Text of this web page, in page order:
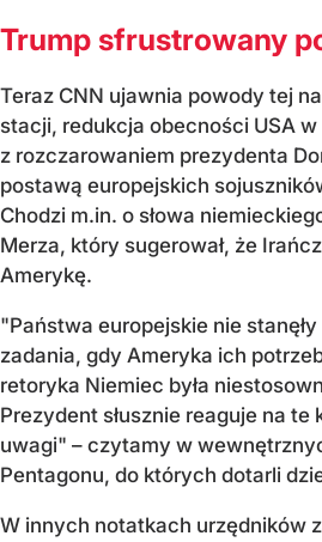
Trump sfrustrowany
Teraz CNN ujawnia powody tej
stacji, redukcja obecności USA
z rozczarowaniem prezydenta
postawą europejskich
Chodzi m.in. o słowa
Merza, który sugerował, że
Amerykę.
"Państwa europejskie nie
zadania, gdy Ameryka ich
retoryka Niemiec była
Prezydent słusznie reaguje na
uwagi" – czytamy w
Pentagonu, do których dotarli
W innych notatkach urzędników